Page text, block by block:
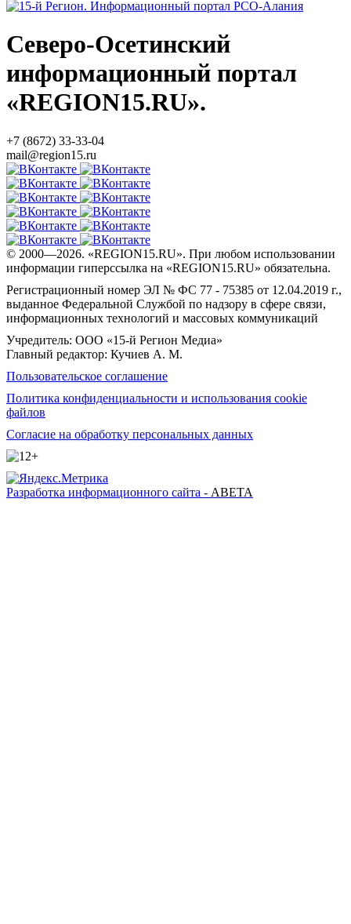
Северо-Осетинский
информационный портал
«REGION15.RU».
+7 (8672) 33-33-04
mail@region15.ru
© 2000—2026. «REGION15.RU». При любом использовании
информации гиперссылка на «REGION15.RU» обязательна.
Регистрационный номер ЭЛ № ФС 77 - 75385 от 12.04.2019 г.,
выданное Федеральной Службой по надзору в сфере связи,
информационных технологий и массовых коммуникаций
Учредитель: ООО «15-й Регион Медиа»
Главный редактор: Кучиев А. М.
Пользовательское соглашение
Политика конфиденциальности и использования cookie
файлов
Согласие на обработку персональных данных
Разработка информационного сайта - ABETA